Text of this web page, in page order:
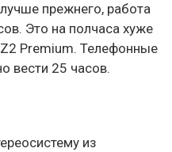
прежнего, работа
Это на полчаса хуже
Premium. Телефонные
вести 25 часов.
из